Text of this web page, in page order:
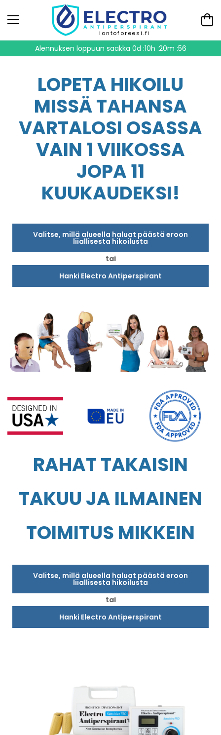
iontoforeesi.fi
Alennuksen loppuun saakka 0d :10h :20m :55
LOPETA HIKOILU
MISSÄ TAHANSA
VARTALOSI OSASSA
VAIN 1 VIIKOSSA
JOPA 11
KUUKAUDEKSI!
Valitse, millä alueella haluat päästä eroon
liiallisesta hikoilusta
tai
Hanki Electro Antiperspirant
RAHAT TAKAISIN
TAKUU JA ILMAINEN
TOIMITUS MIKKEIN
Valitse, millä alueella haluat päästä eroon
liiallisesta hikoilusta
tai
Hanki Electro Antiperspirant